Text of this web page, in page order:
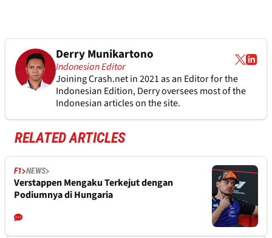
Derry Munikartono
Indonesian Editor
Joining Crash.net in 2021 as an Editor for the
Indonesian Edition, Derry oversees most of the
Indonesian articles on the site.
RELATED ARTICLES
F1 NEWS
Verstappen Mengaku Terkejut dengan
Podiumnya di Hungaria